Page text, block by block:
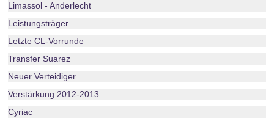
Limassol - Anderlecht
Leistungsträger
Letzte CL-Vorrunde
Transfer Suarez
Neuer Verteidiger
Verstärkung 2012-2013
Cyriac